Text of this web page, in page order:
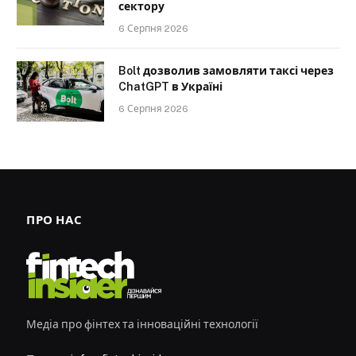
сектору
6 Серпня 2026
Bolt дозволив замовляти таксі через
ChatGPT в Україні
6 Серпня 2026
ПРО НАС
Медіа про фінтех та інноваційні технології